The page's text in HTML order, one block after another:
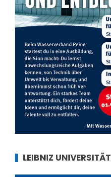
LEIBNIZ UNIVERSITÄT